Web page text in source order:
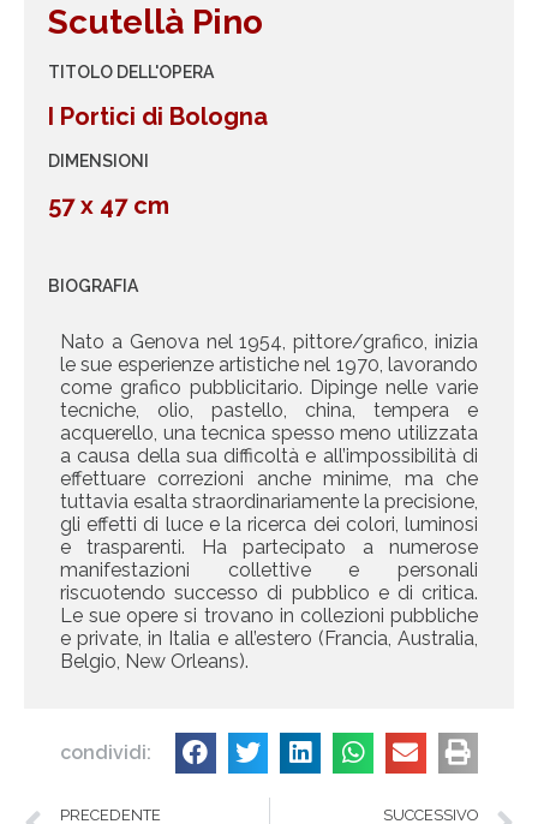
Scutellà Pino
TITOLO DELL'OPERA
I Portici di Bologna
DIMENSIONI
57 x 47 cm
BIOGRAFIA
Nato a Genova nel 1954, pittore/grafico, inizia
le sue esperienze artistiche nel 1970, lavorando
come grafico pubblicitario. Dipinge nelle varie
tecniche, olio, pastello, china, tempera e
acquerello, una tecnica spesso meno utilizzata
a causa della sua difficoltà e all’impossibilità di
effettuare correzioni anche minime, ma che
tuttavia esalta straordinariamente la precisione,
gli effetti di luce e la ricerca dei colori, luminosi
e trasparenti. Ha partecipato a numerose
manifestazioni collettive e personali
riscuotendo successo di pubblico e di critica.
Le sue opere si trovano in collezioni pubbliche
e private, in Italia e all’estero (Francia, Australia,
Belgio, New Orleans).
condividi:
PRECEDENTE SUCCESSIVO